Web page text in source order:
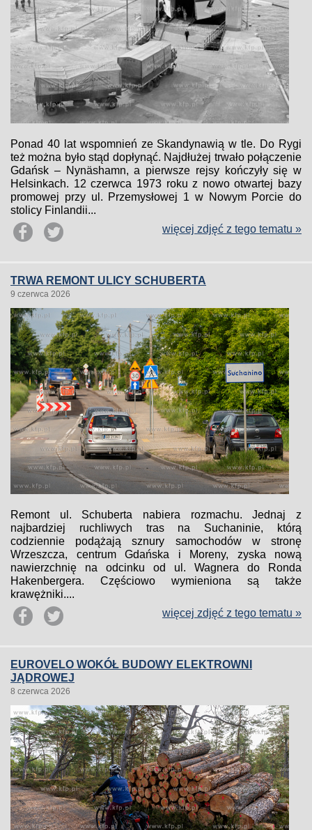
Ponad 40 lat wspomnień ze Skandynawią w tle. Do Rygi
też można było stąd dopłynąć. Najdłużej trwało połączenie
Gdańsk – Nynäshamn, a pierwsze rejsy kończyły się w
Helsinkach. 12 czerwca 1973 roku z nowo otwartej bazy
promowej przy ul. Przemysłowej 1 w Nowym Porcie do
stolicy Finlandii...
więcej zdjęć z tego tematu »
TRWA REMONT ULICY SCHUBERTA
9 czerwca 2026
Remont ul. Schuberta nabiera rozmachu. Jednaj z
najbardziej ruchliwych tras na Suchaninie, którą
codziennie podążają sznury samochodów w stronę
Wrzeszcza, centrum Gdańska i Moreny, zyska nową
nawierzchnię na odcinku od ul. Wagnera do Ronda
Hakenbergera. Częściowo wymieniona są także
krawężniki....
więcej zdjęć z tego tematu »
EUROVELO WOKÓŁ BUDOWY ELEKTROWNI
JĄDROWEJ
8 czerwca 2026